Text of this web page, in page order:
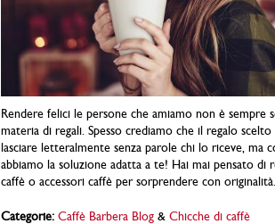
Rendere felici le persone che amiamo non è sempre
materia di regali. Spesso crediamo che il regalo
lasciare letteralmente senza parole chi lo riceve, ma
abbiamo la soluzione adatta a te! Hai mai pensato di
caffè o accessori caffè per sorprendere con originalità...
Categorie: Caffè Barbera Blog& Chicche di caffè